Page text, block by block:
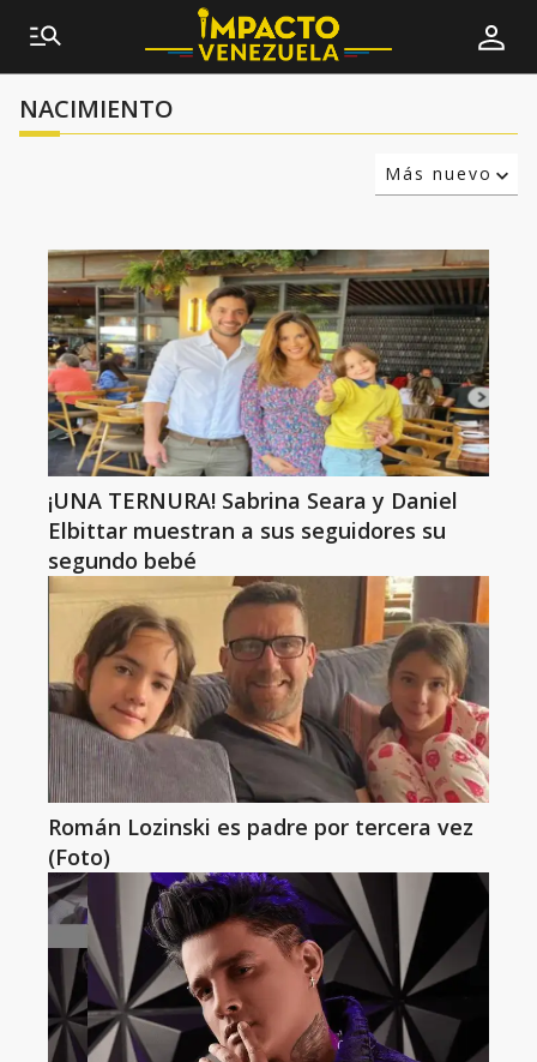
NACIMIENTO
Más nuevo
¡UNA TERNURA! Sabrina Seara y Daniel
Elbittar muestran a sus seguidores su
segundo bebé
Román Lozinski es padre por tercera vez
(Foto)